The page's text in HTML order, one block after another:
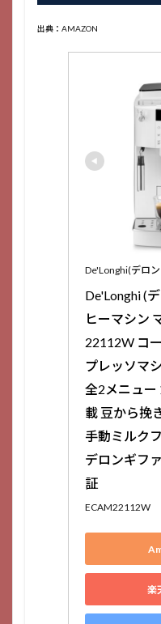
出典：AMAZON
De'Longhi(デロ
De'Longhi (
ヒーマシン
22112W コ
プレッソマ
全2メニュー
載 豆から挽
手動ミルク
デロンギフ
証
ECAM22112W
楽